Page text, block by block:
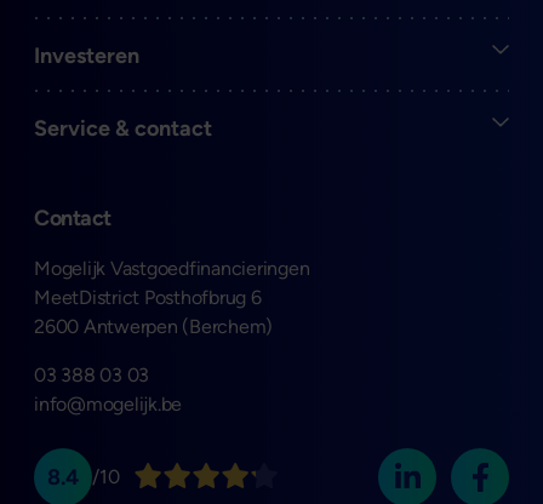
Contact
Mogelijk Vastgoedfinancieringen
MeetDistrict Posthofbrug 6
2600 Antwerpen (Berchem)
03 388 03 03
info@mogelijk.be
Open
Investeren
Open
Service & contact
8.4 /10